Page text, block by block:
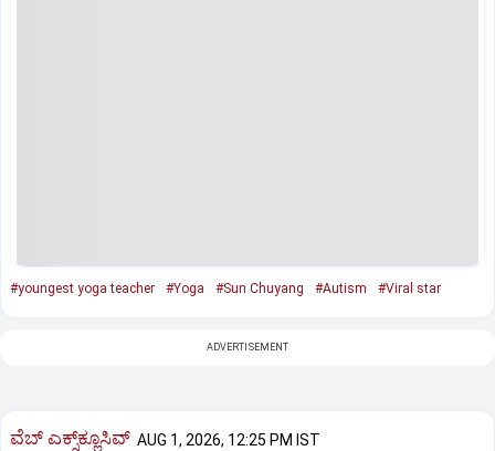
#youngest yoga teacher #Yoga #Sun Chuyang #Autism #Viral star
ADVERTISEMENT
ವೆಬ್ ಎಕ್ಸ್‌ಕ್ಲೂಸಿವ್ AUG 1, 2026, 12:25 PM IST